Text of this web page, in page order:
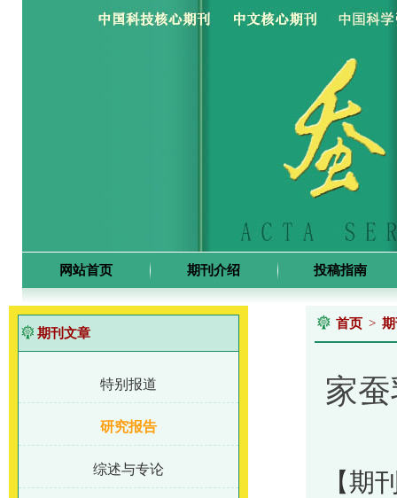
网站首页 期刊介绍 投稿指南
期刊文章
特别报道
研究报告
综述与专论
首页 >
家
【期